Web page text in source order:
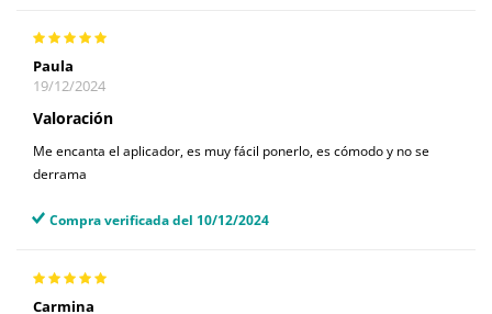
Paula
19/12/2024
Valoración
Me encanta el aplicador, es muy fácil ponerlo, es cómodo y no se
derrama
Compra verificada del 10/12/2024
Carmina